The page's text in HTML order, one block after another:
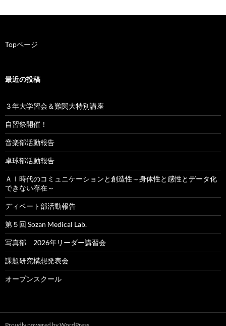
ゲ
シ
ン
Topページ
最近の投稿
３年大学習会＆難関大特別講座
自習祭開催！
音楽部活動報告
卓球部活動報告
ＡＩ時代のコミュニケーションと創造性～身体性と感性とデータ化
できない存在～
ディベート部活動報告
第５回 Sozan Medical Lab.
写真部 2026年リーダー講習会
課題研究構想発表会
オープンスクール